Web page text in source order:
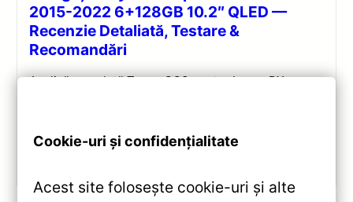
2015-2022 6+128GB 10.2″ QLED —
Recenzie Detaliată, Testare &
Recomandări
Analiză completă Teyes CC3 pentru Lexus RX:
Cookie-uri și confidențialitate
Acest site folosește cookie-uri și alte